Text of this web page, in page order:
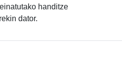
handitze
dator.